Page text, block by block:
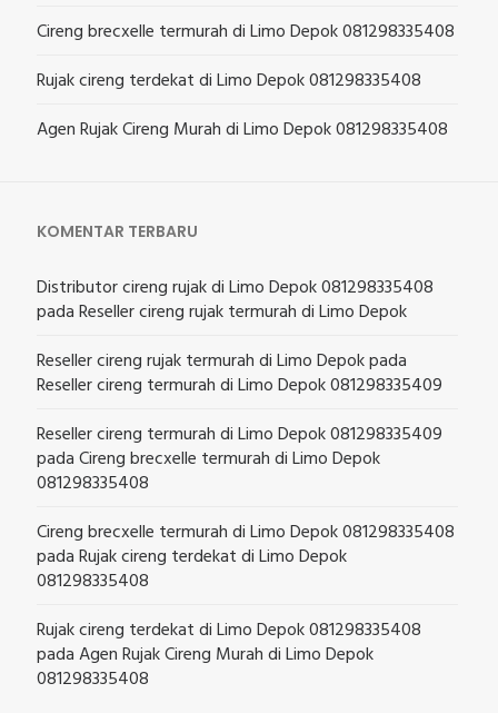
Cireng brecxelle termurah di Limo Depok 081298335408
Rujak cireng terdekat di Limo Depok 081298335408
Agen Rujak Cireng Murah di Limo Depok 081298335408
KOMENTAR TERBARU
Distributor cireng rujak di Limo Depok 081298335408
padaReseller cireng rujak termurah di Limo Depok
Reseller cireng rujak termurah di Limo Depokpada
Reseller cireng termurah di Limo Depok 081298335409
Reseller cireng termurah di Limo Depok 081298335409
padaCireng brecxelle termurah di Limo Depok
081298335408
Cireng brecxelle termurah di Limo Depok 081298335408
padaRujak cireng terdekat di Limo Depok
081298335408
Rujak cireng terdekat di Limo Depok 081298335408
padaAgen Rujak Cireng Murah di Limo Depok
081298335408